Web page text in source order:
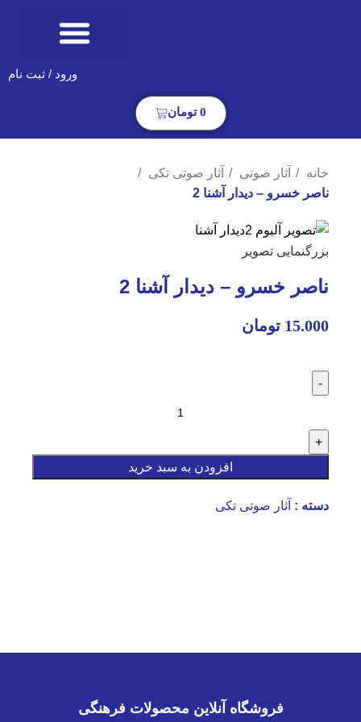
ورود / ثبت نام
0 تومان
خانه آثار صوتی
آثار صوتی تکی
ناصر خسرو – دیدار آشنا 2
بزرگنمایی تصویر
ناصر خسرو – دیدار آشنا 2
15.000 تومان
افزودن به سبد خرید
دسته : آثار صوتی تکی
فروشگاه آنلاین محصولات فرهنگی